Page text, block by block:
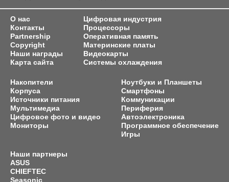
О нас
Контакты
Partnership
Copyright
Наши награды
Карта сайта
Цифровая индустрия
Процессоры
Оперативная память
Материнские платы
Видеокарты
Системы охлаждения
Накопители
Корпуса
Источники питания
Мультимедиа
Цифровое фото и видео
Мониторы
Ноутбуки и Планшеты
Смартфоны
Коммуникации
Периферия
Автоэлектроника
Программное обеспечение
Игры
Наши партнеры
ASUS
CHIEFTEC
Seasonic